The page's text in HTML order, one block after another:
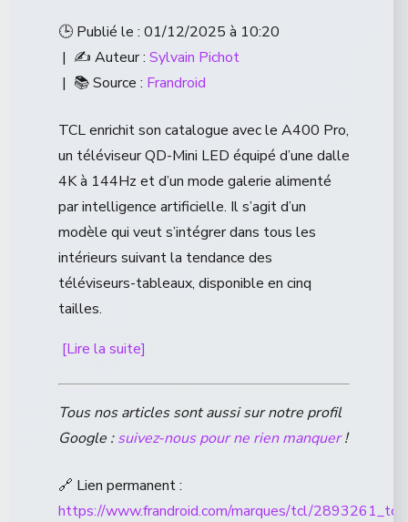
🕒 Publié le : 01/12/2025 à 10:20
| ✍️ Auteur : Sylvain Pichot
| 📚 Source : Frandroid
TCL enrichit son catalogue avec le A400 Pro,
un téléviseur QD-Mini LED équipé d’une dalle
4K à 144Hz et d’un mode galerie alimenté
par intelligence artificielle. Il s’agit d’un
modèle qui veut s’intégrer dans tous les
intérieurs suivant la tendance des
téléviseurs-tableaux, disponible en cinq
tailles.
[Lire la suite]
Tous nos articles sont aussi sur notre profil
Google :suivez-nous pour ne rien manquer!
🔗 Lien permanent :
https://www.frandroid.com/marques/tcl/2893261_tcl-